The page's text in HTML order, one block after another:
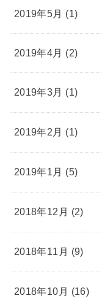
2019年5月 (1)
2019年4月 (2)
2019年3月 (1)
2019年2月 (1)
2019年1月 (5)
2018年12月 (2)
2018年11月 (9)
2018年10月 (16)